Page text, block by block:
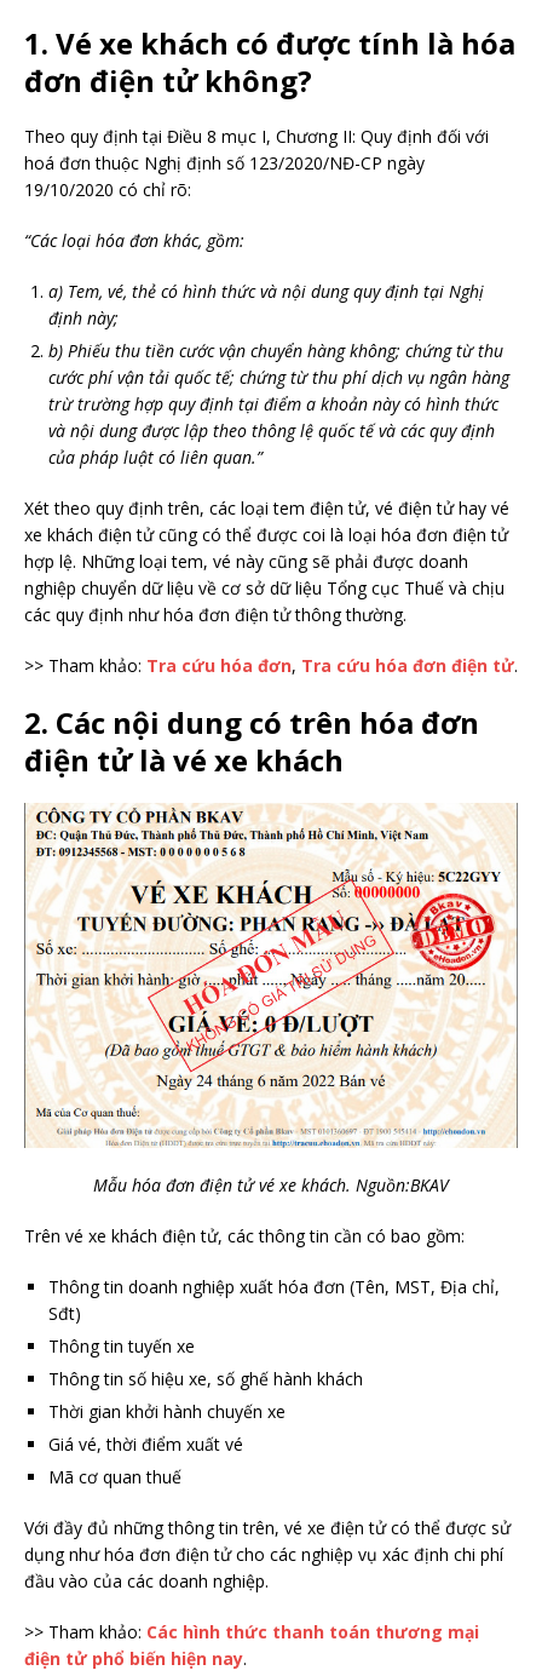
1. Vé xe khách có được tính là hóa
đơn điện tử không?
Theo quy định tại Điều 8 mục I, Chương II: Quy định đối với
hoá đơn thuộc Nghị định số 123/2020/NĐ-CP ngày
19/10/2020 có chỉ rõ:
“Các loại hóa đơn khác, gồm:
a) Tem, vé, thẻ có hình thức và nội dung quy định tại Nghị
định này;
b) Phiếu thu tiền cước vận chuyển hàng không; chứng từ thu
cước phí vận tải quốc tế; chứng từ thu phí dịch vụ ngân hàng
trừ trường hợp quy định tại điểm a khoản này có hình thức
và nội dung được lập theo thông lệ quốc tế và các quy định
của pháp luật có liên quan.”
Xét theo quy định trên, các loại tem điện tử, vé điện tử hay vé
xe khách điện tử cũng có thể được coi là loại hóa đơn điện tử
hợp lệ. Những loại tem, vé này cũng sẽ phải được doanh
nghiệp chuyển dữ liệu về cơ sở dữ liệu Tổng cục Thuế và chịu
các quy định như hóa đơn điện tử thông thường.
>> Tham khảo: Tra cứu hóa đơn, Tra cứu hóa đơn điện tử.
2. Các nội dung có trên hóa đơn
điện tử là vé xe khách
Mẫu hóa đơn điện tử vé xe khách. Nguồn:BKAV
Trên vé xe khách điện tử, các thông tin cần có bao gồm:
Thông tin doanh nghiệp xuất hóa đơn (Tên, MST, Địa chỉ,
Sđt)
Thông tin tuyến xe
Thông tin số hiệu xe, số ghế hành khách
Thời gian khởi hành chuyến xe
Giá vé, thời điểm xuất vé
Mã cơ quan thuế
Với đầy đủ những thông tin trên, vé xe điện tử có thể được sử
dụng như hóa đơn điện tử cho các nghiệp vụ xác định chi phí
đầu vào của các doanh nghiệp.
>> Tham khảo: Các hình thức thanh toán thương mại
điện tử phổ biến hiện nay.